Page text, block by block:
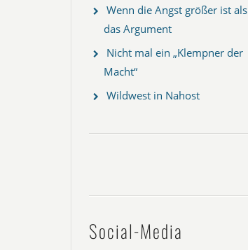
Wenn die Angst größer ist als
das Argument
Nicht mal ein „Klempner der
Macht“
Wildwest in Nahost
Social-Media